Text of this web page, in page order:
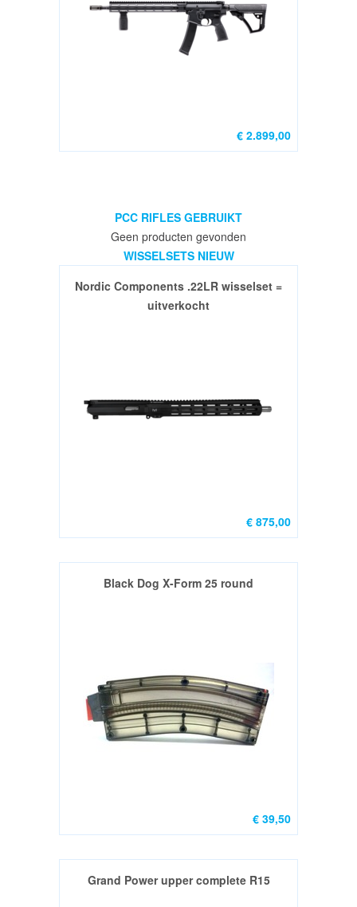
€ 2.899,00
PCC RIFLES GEBRUIKT
Geen producten gevonden
WISSELSETS NIEUW
Nordic Components .22LR wisselset =
uitverkocht
€ 875,00
Black Dog X-Form 25 round
€ 39,50
Grand Power upper complete R15